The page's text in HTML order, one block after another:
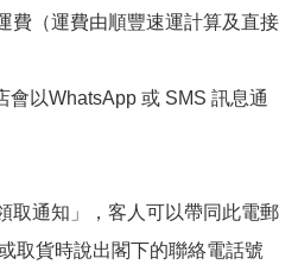
費（運費由順豐速運計算及直接
會以WhatsApp 或 SMS 訊息通
取通知」，客人可以帶同此電郵
取貨時說出閣下的聯絡電話號